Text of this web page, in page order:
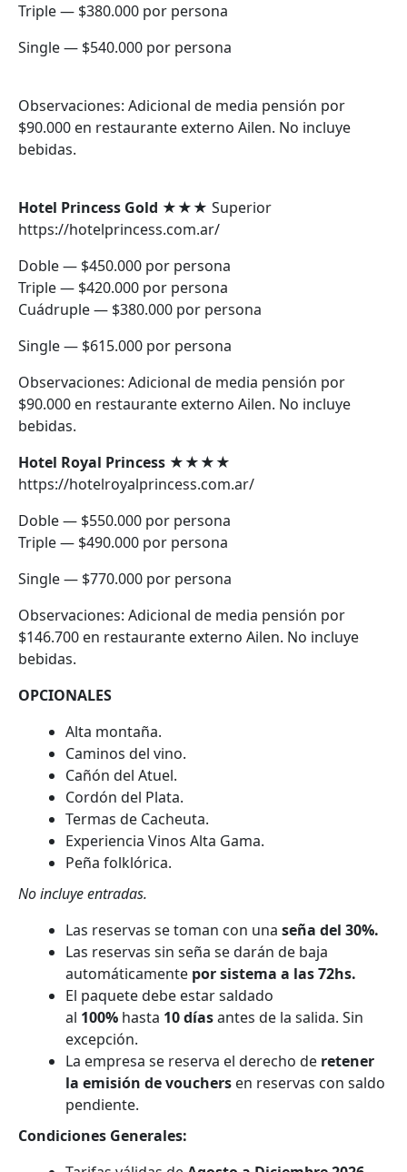
Triple — $380.000 por persona
Single — $540.000 por persona
Observaciones: Adicional de media pensión por
$90.000 en restaurante externo Ailen. No incluye
bebidas.
Hotel Princess Gold ★★★ Superior
https://hotelprincess.com.ar/
Doble — $450.000 por persona
Triple — $420.000 por persona
Cuádruple — $380.000 por persona
Single — $615.000 por persona
Observaciones: Adicional de media pensión por
$90.000 en restaurante externo Ailen. No incluye
bebidas.
Hotel Royal Princess ★★★★
https://hotelroyalprincess.com.ar/
Doble — $550.000 por persona
Triple — $490.000 por persona
Single — $770.000 por persona
Observaciones: Adicional de media pensión por
$146.700 en restaurante externo Ailen. No incluye
bebidas.
OPCIONALES
Alta montaña.
Caminos del vino.
Cañón del Atuel.
Cordón del Plata.
Termas de Cacheuta.
Experiencia Vinos Alta Gama.
Peña folklórica.
No incluye entradas.
Las reservas se toman con una seña del 30%.
Las reservas sin seña se darán de baja
automáticamente por sistema a las 72hs.
El paquete debe estar saldado
al 100% hasta 10 díasantes de la salida. Sin
excepción.
La empresa se reserva el derecho de retener
la emisión de vouchers en reservas con saldo
pendiente.
Condiciones Generales: